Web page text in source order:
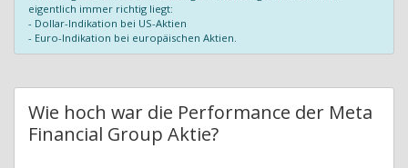
eigentlich immer richtig liegt:
- Dollar-Indikation bei US-Aktien
- Euro-Indikation bei europäischen Aktien.
Wie hoch war die Performance der Meta
Financial Group Aktie?